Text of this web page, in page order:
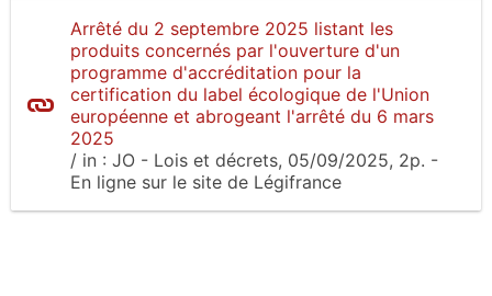
Arrêté du 2 septembre 2025 listant les
produits concernés par l'ouverture d'un
programme d'accréditation pour la
certification du label écologique de l'Union
européenne et abrogeant l'arrêté du 6 mars
2025
/ in : JO - Lois et décrets, 05/09/2025, 2p. -
En ligne sur le site de Légifrance